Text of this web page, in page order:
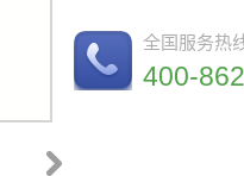
全国服务热
400-